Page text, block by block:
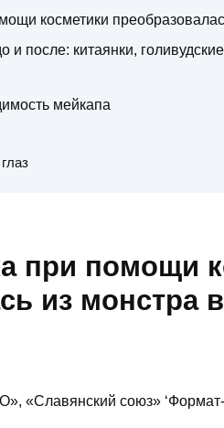
косметики
и после: китаянки,
мейкапа
при помощи
из монстра
«Славянский союз» ‘Формат-